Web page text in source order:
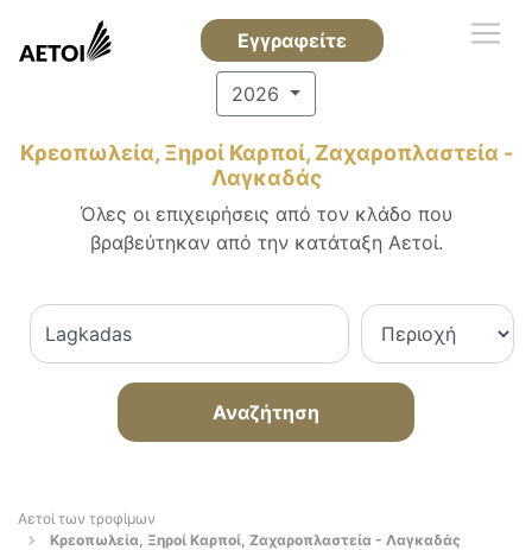
Εγγραφείτε
2026
Κρεοπωλεία, Ξηροί Καρποί, Ζαχαροπλαστεία -
Λαγκαδάς
Όλες οι επιχειρήσεις από τον κλάδο που
βραβεύτηκαν από την κατάταξη Αετοί.
Αναζήτηση
Αετοί των τροφίμων
Κρεοπωλεία, Ξηροί Καρποί, Ζαχαροπλαστεία - Λαγκαδάς